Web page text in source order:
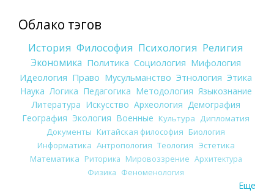
Облако тэгов
История Философия Психология Религия
Экономика Политика Социология Мифология
Идеология Право Мусульманство Этнология Этика
Наука Логика Педагогика Методология Языкознание
Литература Искусство Археология Демография
География Экология Военные Культура
Дипломатия
Документы Китайская философия Биология
Информатика Антропология Теология Эстетика
Математика Риторика Мировоззрение Архитектура
Физика Феноменология
Еще